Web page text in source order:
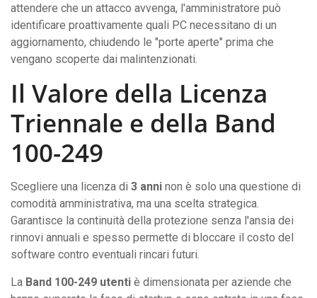
attendere che un attacco avvenga, l'amministratore può
identificare proattivamente quali PC necessitano di un
aggiornamento, chiudendo le "porte aperte" prima che
vengano scoperte dai malintenzionati.
Il Valore della Licenza
Triennale e della Band
100-249
Scegliere una licenza di 3 anni non è solo una questione di
comodità amministrativa, ma una scelta strategica.
Garantisce la continuità della protezione senza l'ansia dei
rinnovi annuali e spesso permette di bloccare il costo del
software contro eventuali rincari futuri.
La Band 100-249 utenti è dimensionata per aziende che